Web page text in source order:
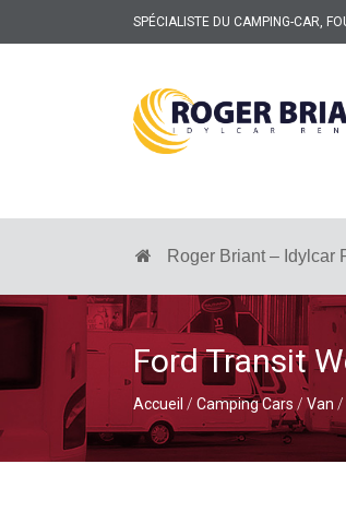
SPÉCIALISTE DU CAMPING-CAR,
ROGER
BRIANT
DU
CAR
DE
LA
CARAVANE
À
RENNES
Roger Briant – Idylcar
Ford Transit
Accueil / Camping Cars / Van /